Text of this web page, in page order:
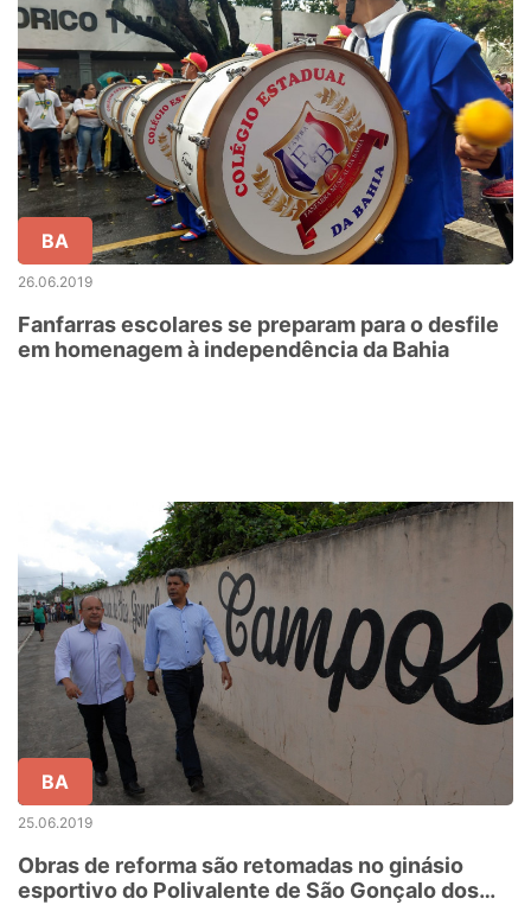
BA
26.06.2019
Fanfarras escolares se preparam para o desfile
em homenagem à independência da Bahia
BA
25.06.2019
Obras de reforma são retomadas no ginásio
esportivo do Polivalente de São Gonçalo dos